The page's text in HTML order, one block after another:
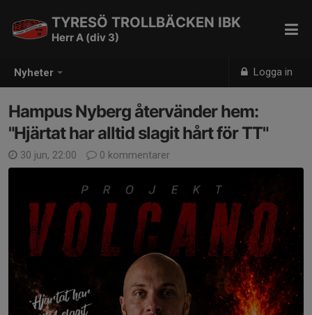
Nyheter Logga in
TYRESÖ TROLLBÄCKEN IBK
Herr A (div 3)
Hampus Nyberg återvänder hem:
"Hjärtat har alltid slagit hårt för TT"
30 jun, 22:00 0 kommentarer